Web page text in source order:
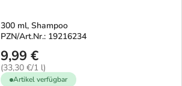
300 ml, Shampoo
PZN/Art.Nr.: 19216234
9,99 €
(33,30 €/1 l)
Artikel verfügbar